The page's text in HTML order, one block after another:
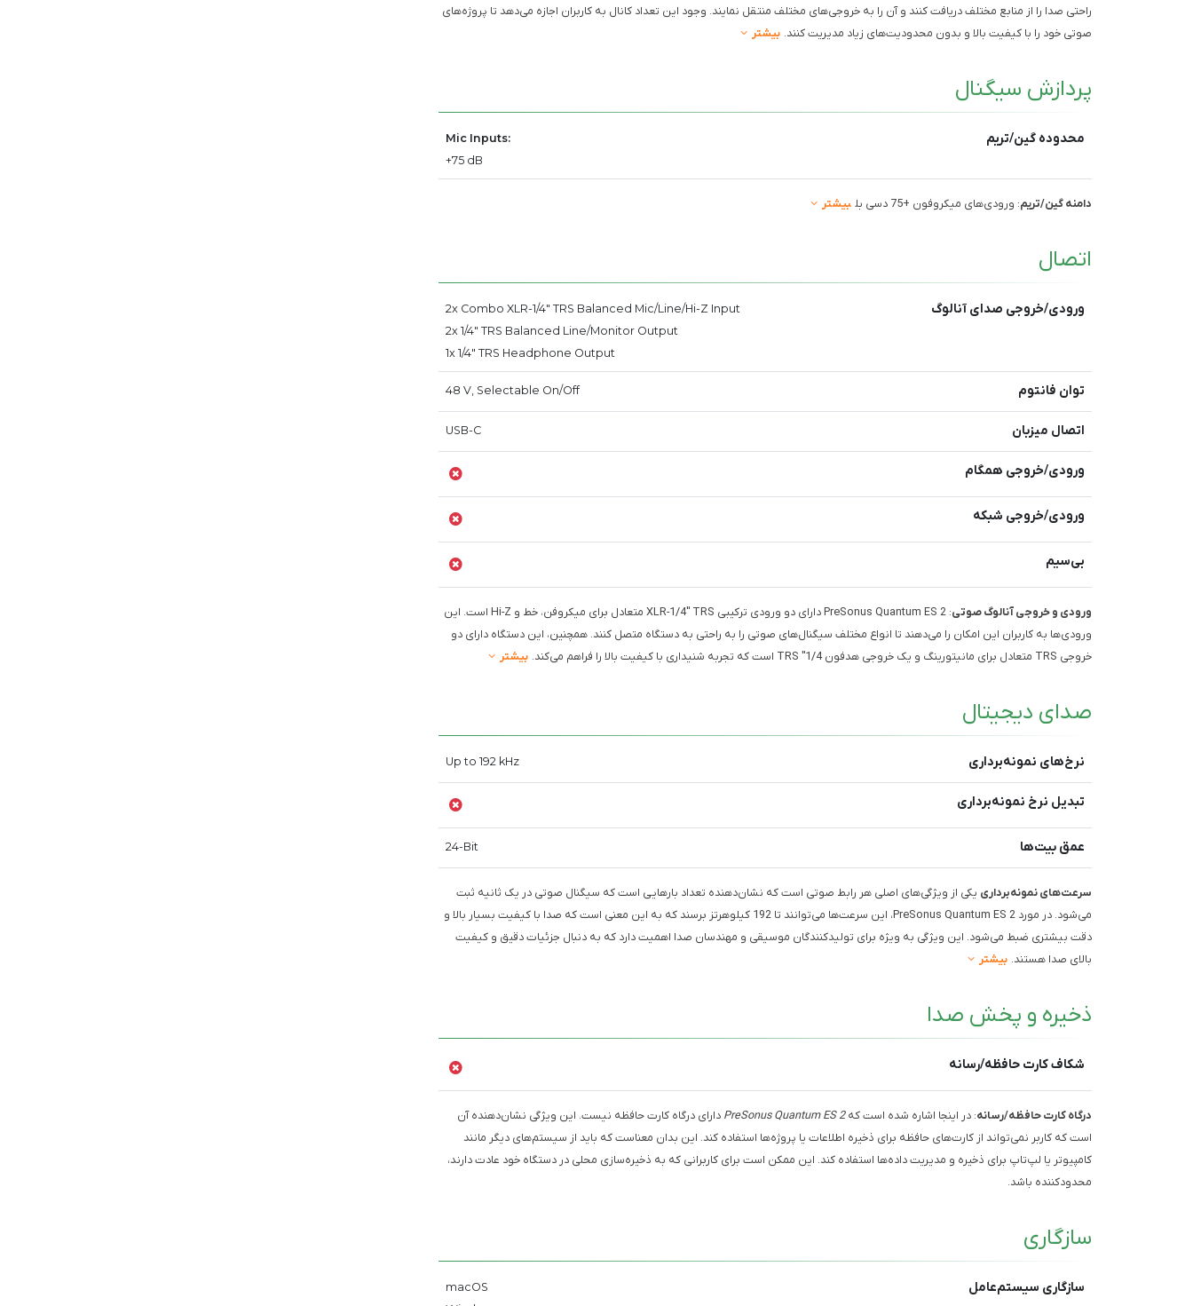
راحتی صدا را از منابع مختلف دریافت کنند و آن را به خروجی‌های مختلف منتقل نمایند. وجود این تعداد کانال به کاربران اجازه می‌دهد تا پروژه‌های
صوتی خود را با کیفیت بالا و بدون محدودیت‌های زیاد مدیریت کنند. بیشتر
پردازش سیگنال
محدوده گین/تریم
Mic Inputs:
+75 dB
دامنه گین/تریم: ورودی‌های میکروفون +75 دسی بل بیشتر
اتصال
ورودی/خروجی صدای آنالوگ
2x Combo XLR-1/4" TRS Balanced Mic/Line/Hi-Z Input
2x 1/4" TRS Balanced Line/Monitor Output
1x 1/4" TRS Headphone Output
توان فانتوم 48 V, Selectable On/Off
اتصال میزبان USB-C
ورودی/خروجی همگام
ورودی/خروجی شبکه
بی‌سیم
ورودی و خروجی آنالوگ صوتی
: PreSonus Quantum ES 2 دارای دو ورودی ترکیبی XLR-1/4" TRS متعادل برای میکروفن، خط و Hi-Z است. این
ورودی‌ها به کاربران این امکان را می‌دهند تا انواع مختلف سیگنال‌های صوتی را به راحتی به دستگاه متصل کنند. همچنین، این دستگاه دارای دو
خروجی TRS متعادل برای مانیتورینگ و یک خروجی هدفون 1/4" TRS است که تجربه شنیداری با کیفیت بالا را فراهم می‌کند.
بیشتر
صدای دیجیتال
نرخ‌های نمونه‌برداری Up to 192 kHz
تبدیل نرخ نمونه‌برداری
عمق بیت‌ها 24-Bit
سرعت‌های نمونه‌برداری یکی از ویژگی‌های اصلی هر رابط صوتی است که نشان‌دهنده تعداد بارهایی است که سیگنال صوتی در یک ثانیه ثبت
می‌شود. در مورد PreSonus Quantum ES 2، این سرعت‌ها می‌توانند تا 192 کیلوهرتز برسند که به این معنی است که صدا با کیفیت بسیار بالا و
دقت بیشتری ضبط می‌شود. این ویژگی به ویژه برای تولیدکنندگان موسیقی و مهندسان صدا اهمیت دارد که به دنبال جزئیات دقیق و کیفیت
بالای صدا هستند. بیشتر
ذخیره و پخش صدا
شکاف کارت حافظه/رسانه
درگاه کارت حافظه/رسانه: در اینجا اشاره شده است کهPreSonus Quantum ES 2 دارای درگاه کارت حافظه نیست. این ویژگی نشان‌دهنده آن
است که کاربر نمی‌تواند از کارت‌های حافظه برای ذخیره اطلاعات یا پروژه‌ها استفاده کند. این بدان معناست که باید از سیستم‌های دیگر مانند
کامپیوتر یا لپ‌تاپ برای ذخیره و مدیریت داده‌ها استفاده کند. این ممکن است برای کاربرانی که به ذخیره‌سازی محلی در دستگاه خود عادت دارند،
محدودکننده باشد.
سازگاری
سازگاری سیستم‌عامل
macOS